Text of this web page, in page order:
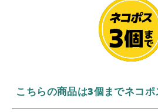
こちらの商品は3個までネコポ